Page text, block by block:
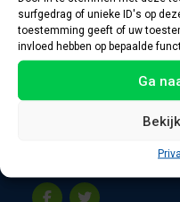
surfgedrag of unieke ID's op
toestemming geeft of uw
invloed hebben op bepaalde
Ga